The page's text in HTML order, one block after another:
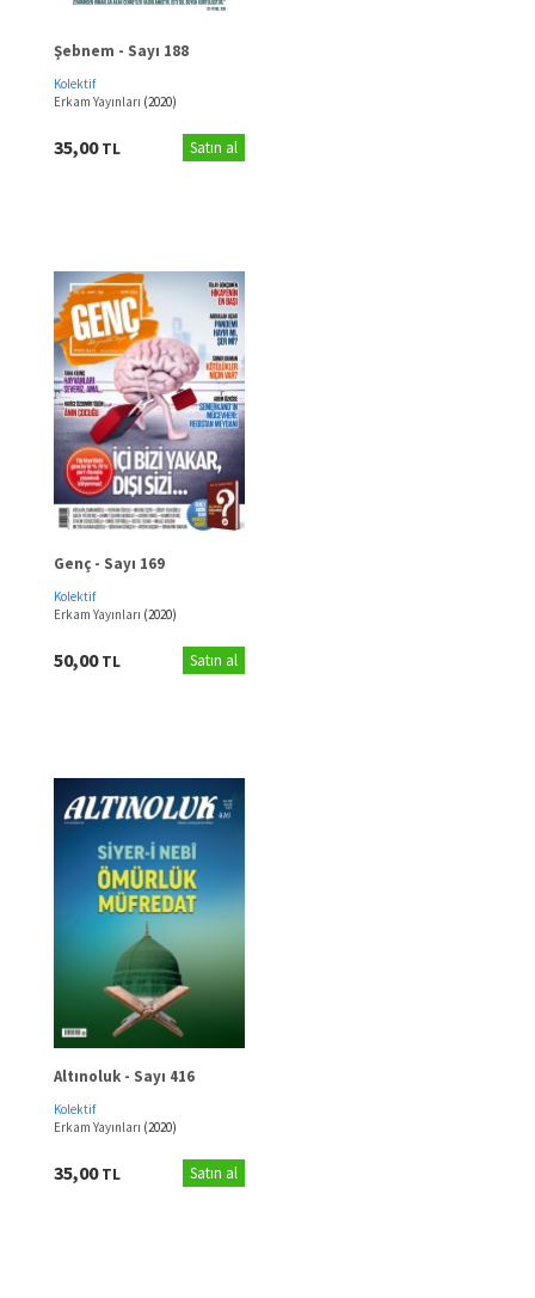
Şebnem - Sayı 188
Kolektif
Erkam Yayınları (2020)
35,00TL Satın al
Genç - Sayı 169
Kolektif
Erkam Yayınları (2020)
50,00TL Satın al
Altınoluk - Sayı 416
Kolektif
Erkam Yayınları (2020)
35,00TL Satın al